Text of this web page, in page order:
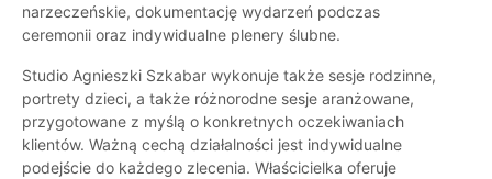
narzeczeńskie, dokumentację wydarzeń podczas
ceremonii oraz indywidualne plenery ślubne.
Studio Agnieszki Szkabar wykonuje także sesje rodzinne,
portrety dzieci, a także różnorodne sesje aranżowane,
przygotowane z myślą o konkretnych oczekiwaniach
klientów. Ważną cechą działalności jest indywidualne
podejście do każdego zlecenia. Właścicielka oferuje